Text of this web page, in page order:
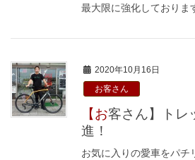
最大限に強化しており
2020年10月16日
お客さん
【お客さん】トレック ドマーネ 発
進！
お気に入りの愛車をパ